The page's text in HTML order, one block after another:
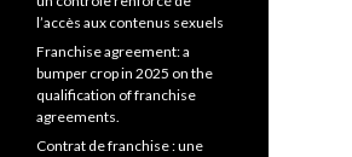
l’accès aux contenus sexuels
Franchise agreement: a
bumper crop in 2025 on the
qualification of franchise
agreements.
Contrat de franchise : une